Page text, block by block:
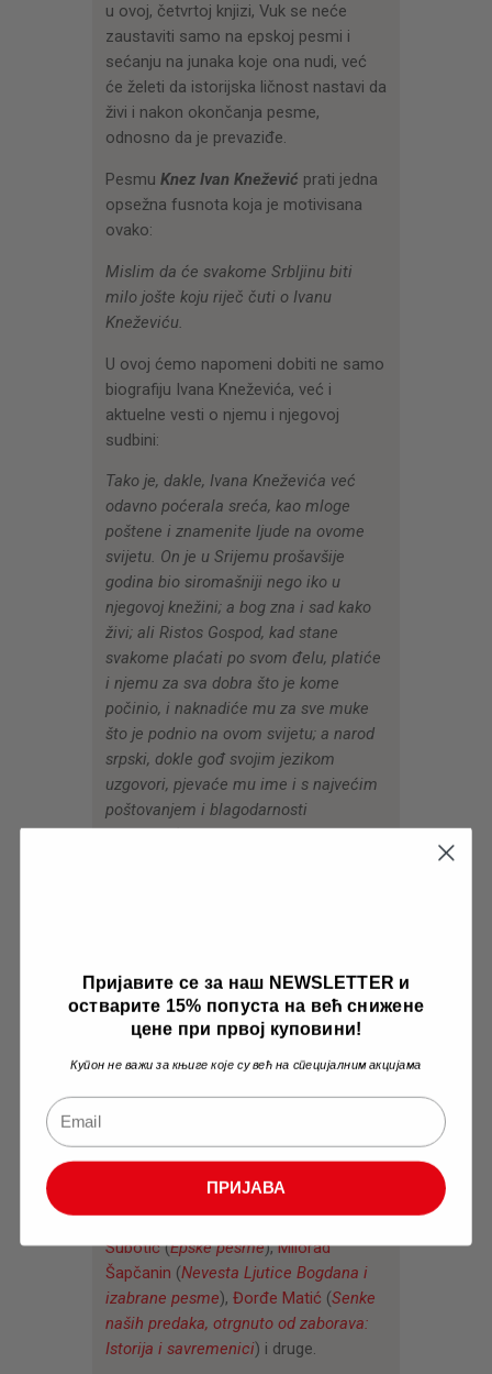
u ovoj, četvrtoj knjizi, Vuk se neće
zaustaviti samo na epskoj pesmi i
sećanju na junaka koje ona nudi, već
će želeti da istorijska ličnost nastavi da
živi i nakon okončanja pesme,
odnosno da je prevaziđe.
Pesmu Knez Ivan Knežević prati jedna
opsežna fusnota koja je motivisana
ovako:
Mislim da će svakome Srbljinu biti
milo jošte koju riječ čuti o Ivanu
Kneževiću.
U ovoj ćemo napomeni dobiti ne samo
biografiju Ivana Kneževića, već i
aktuelne vesti o njemu i njegovoj
sudbini:
Tako je, dakle, Ivana Kneževića već
odavno poćerala sreća, kao mloge
poštene i znamenite ljude na ovome
svijetu. On je u Srijemu prošavšije
godina bio siromašniji nego iko u
njegovoj knežini; a bog zna i sad kako
živi; ali Ristos Gospod, kad stane
svakome plaćati po svom đelu, platiće
i njemu za sva dobra što je kome
počinio, i naknadiće mu za sve muke
što je podnio na ovom svijetu; a narod
srpski, dokle gođ svojim jezikom
uzgovori, pjevaće mu ime i s najvećim
poštovanjem i blagodarnosti
ličnostima – Karađorđu i Milošu
Obrenoviću, te Stojanu Čupiću, Pop
Luki, Lazaru Mutapu, Ivanu Kneževiću,
Portalibris je objavio i druge zanimljive
književnost:Jaša Prodanović
narodna književnost),Sreten Stojković
(Lazarica ili Boj na Kosovu),Jovan
Subotić(Epske pesme),Milorad
Šapčanin (Nevesta Ljutice Bogdana i
izabrane pesme), Đorđe Matić (Senke
naših predaka, otrgnuto od zaborava:
Istorija i savremenici) i druge.
Пријавите се за наш NEWSLETTER и
остварите 15% попуста на већ снижене
цене при првој куповини!
Купон не важи за књиге које су већ на специјалним акцијама
ПРИЈАВА